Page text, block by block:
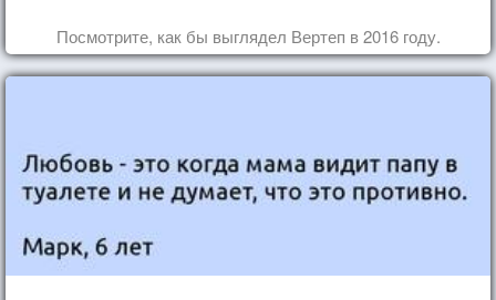
Посмотрите, как бы выглядел Вертеп в 2016 году.